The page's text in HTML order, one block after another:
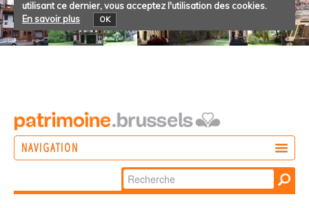
utilisant ce dernier, vous acceptez l'utilisation des cookies.
En savoir plus
OK
NAVIGATION
Chercher par
Recherche